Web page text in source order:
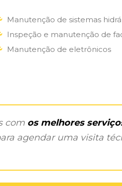
Manutenção de sistemas
Inspeção e manutenção de
Manutenção de eletrônicos
com os melhores
agendar uma visita